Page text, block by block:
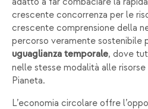
crescente concorrenza per le
crescente comprensione della
percorso veramente sostenibile
uguaglianza temporale, dove
nelle stesse modalità alle
Pianeta.
L’economia circolare offre